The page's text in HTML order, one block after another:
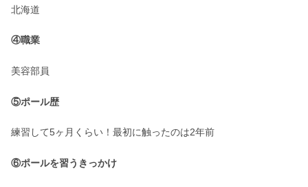
北海道
④職業
美容部員
⑤ポール歴
練習して5ヶ月くらい！最初に触ったのは2年前
⑥ポールを習うきっかけ